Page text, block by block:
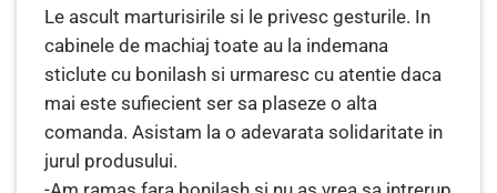
Le ascult marturisirile si le privesc gesturile. In
cabinele de machiaj toate au la indemana
sticlute cu bonilash si urmaresc cu atentie daca
mai este sufiecient ser sa plaseze o alta
comanda. Asistam la o adevarata solidaritate in
jurul produsului.